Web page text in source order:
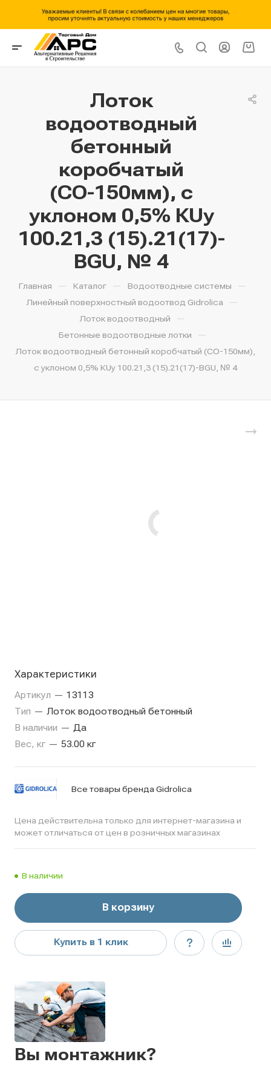
Лоток
водоотводный
бетонный
коробчатый
(СО-150мм), с
уклоном 0,5% КUу
100.21,3 (15).21(17)-
BGU, № 4
Главная — Каталог — Водоотводные системы —
Линейный поверхностный водоотвод Gidrolica —
Лоток водоотводный —
Бетонные водоотводные лотки —
Лоток водоотводный бетонный коробчатый (СО-150мм),
с уклоном 0,5% КUу 100.21,3 (15).21(17)-BGU, № 4
Характеристики
Артикул — 13113
Тип — Лоток водоотводный бетонный
В наличии — Да
Вес, кг — 53.00 кг
Все товары бренда Gidrolica
Цена действительна только для интернет-магазина и
может отличаться от цен в розничных магазинах
В наличии
В корзину
Купить в 1 клик
Вы монтажник?